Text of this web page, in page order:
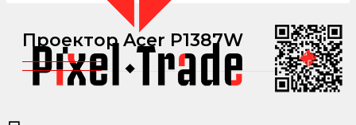
Проектор Acer P1387W